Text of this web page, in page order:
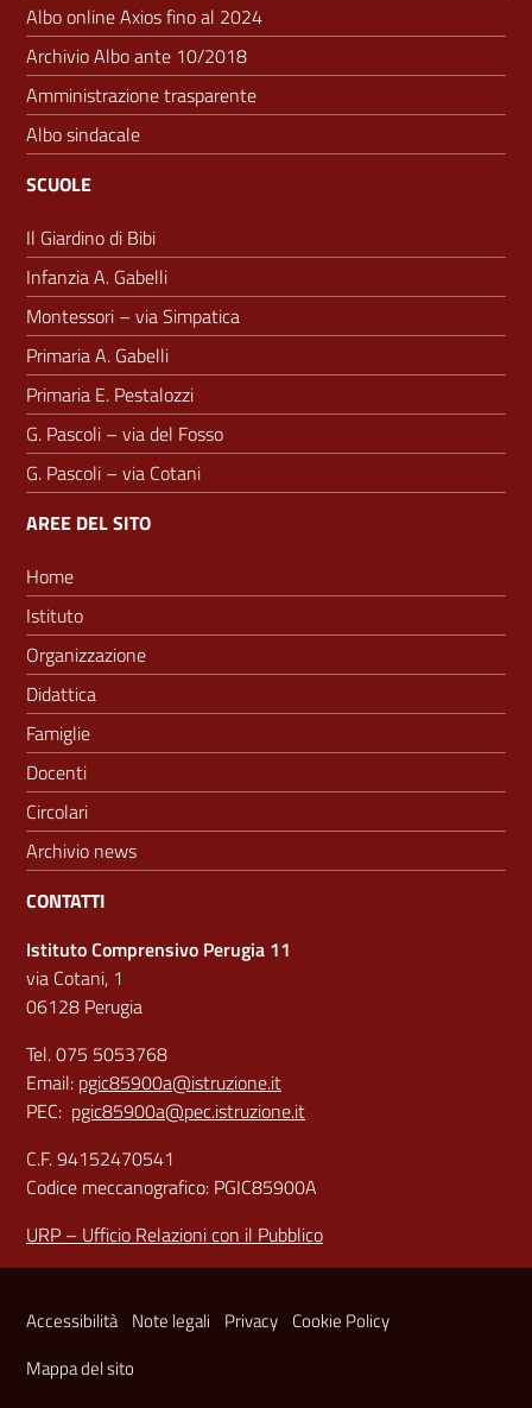
Albo online Axios fino al 2024
Archivio Albo ante 10/2018
Amministrazione trasparente
Albo sindacale
SCUOLE
Il Giardino di Bibi
Infanzia A. Gabelli
Montessori – via Simpatica
Primaria A. Gabelli
Primaria E. Pestalozzi
G. Pascoli – via del Fosso
G. Pascoli – via Cotani
AREE DEL SITO
Home
Istituto
Organizzazione
Didattica
Famiglie
Docenti
Circolari
Archivio news
CONTATTI
Istituto Comprensivo Perugia 11
via Cotani, 1
06128 Perugia
Tel. 075 5053768
Email: pgic85900a@istruzione.it
PEC: pgic85900a@pec.istruzione.it
C.F. 94152470541
Codice meccanografico: PGIC85900A
URP – Ufficio Relazioni con il Pubblico
Accessibilità Note legali Privacy Cookie Policy
Mappa del sito